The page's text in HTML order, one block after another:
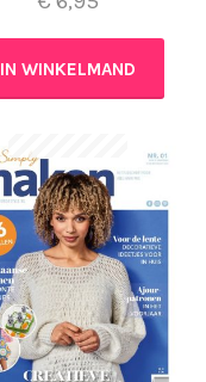
IN WINKELMAND